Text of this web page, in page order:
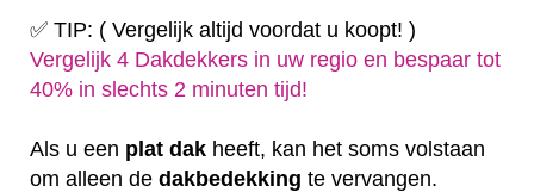
✅ TIP: ( Vergelijk altijd voordat u koopt! )
Vergelijk 4 Dakdekkers in uw regio en bespaar tot
40% in slechts 2 minuten tijd!
Als u een plat dak heeft, kan het soms volstaan
om alleen de dakbedekking te vervangen.